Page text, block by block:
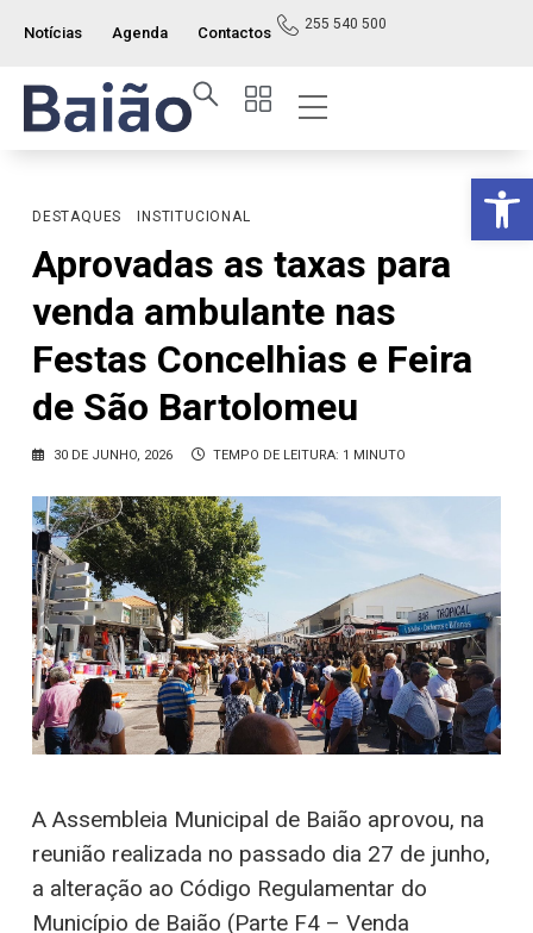
Notícias Agenda Contactos 255 540 500
DESTAQUES INSTITUCIONAL
Aprovadas as taxas para
venda ambulante nas
Festas Concelhias e Feira
de São Bartolomeu
30 DE JUNHO, 2026 TEMPO DE LEITURA: 1 MINUTO
A Assembleia Municipal de Baião aprovou, na
reunião realizada no passado dia 27 de junho,
a alteração ao Código Regulamentar do
Município de Baião (Parte F4 – Venda